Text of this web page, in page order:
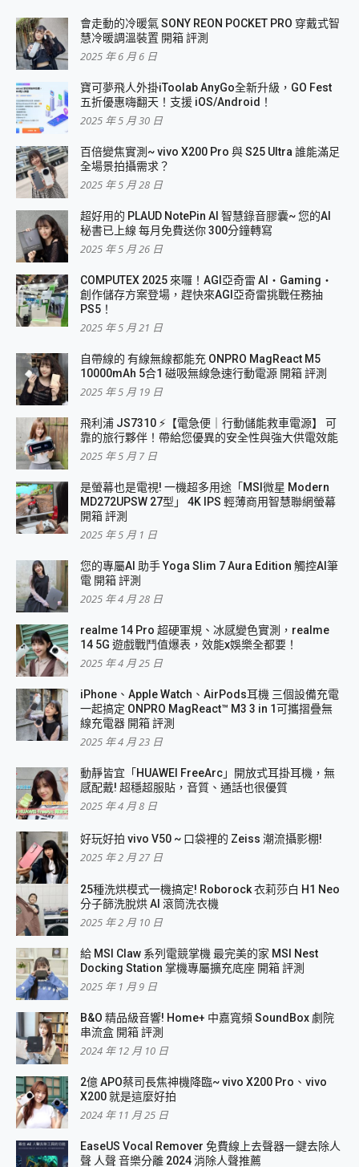
會走動的冷暖氣 SONY REON POCKET PRO 穿戴式智
慧冷暖調溫裝置 開箱 評測
2025 年 6 月 6 日
寶可夢飛人外掛iToolab AnyGo全新升級，GO Fest
五折優惠嗨翻天！支援 iOS/Android！
2025 年 5 月 30 日
百倍變焦實測~ vivo X200 Pro 與 S25 Ultra 誰能滿足
全場景拍攝需求？
2025 年 5 月 28 日
超好用的 PLAUD NotePin AI 智慧錄音膠囊~ 您的AI
秘書已上線 每月免費送你 300分鐘轉寫
2025 年 5 月 26 日
COMPUTEX 2025 來囉！AGI亞奇雷 AI・Gaming・
創作儲存方案登場，趕快來AGI亞奇雷挑戰任務抽
PS5！
2025 年 5 月 21 日
自帶線的 有線無線都能充 ONPRO MagReact M5
10000mAh 5合1 磁吸無線急速行動電源 開箱 評測
2025 年 5 月 19 日
飛利浦 JS7310 ⚡【電急便｜行動儲能救車電源】 可
靠的旅行夥伴！帶給您優異的安全性與強大供電效能
2025 年 5 月 7 日
是螢幕也是電視! 一機超多用途「MSI微星 Modern
MD272UPSW 27型」 4K IPS 輕薄商用智慧聯網螢幕
開箱 評測
2025 年 5 月 1 日
您的專屬AI 助手 Yoga Slim 7 Aura Edition 觸控AI筆
電 開箱 評測
2025 年 4 月 28 日
realme 14 Pro 超硬軍規、冰感變色實測，realme
14 5G 遊戲戰鬥值爆表，效能x娛樂全都要！
2025 年 4 月 25 日
iPhone、Apple Watch、AirPods耳機 三個設備充電
一起搞定 ONPRO MagReact™ M3 3 in 1可攜摺疊無
線充電器 開箱 評測
2025 年 4 月 23 日
動靜皆宜「HUAWEI FreeArc」開放式耳掛耳機，無
感配戴! 超穩超服貼，音質、通話也很優質
2025 年 4 月 8 日
好玩好拍 vivo V50 ~ 口袋裡的 Zeiss 潮流攝影棚!
2025 年 2 月 27 日
25種洗烘模式一機搞定! Roborock 衣莉莎白 H1 Neo
分子篩洗脫烘 AI 滾筒洗衣機
2025 年 2 月 10 日
給 MSI Claw 系列電競掌機 最完美的家 MSI Nest
Docking Station 掌機專屬擴充底座 開箱 評測
2025 年 1 月 9 日
B&O 精品級音響! Home+ 中嘉寬頻 SoundBox 劇院
串流盒 開箱 評測
2024 年 12 月 10 日
2億 APO蔡司長焦神機降臨~ vivo X200 Pro、vivo
X200 就是這麼好拍
2024 年 11 月 25 日
EaseUS Vocal Remover 免費線上去聲器一鍵去除人
聲 人聲 音樂分離 2024 消除人聲推薦